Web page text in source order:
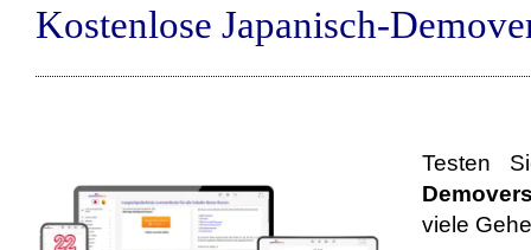
Kostenlose Japanisch-
Testen
viele